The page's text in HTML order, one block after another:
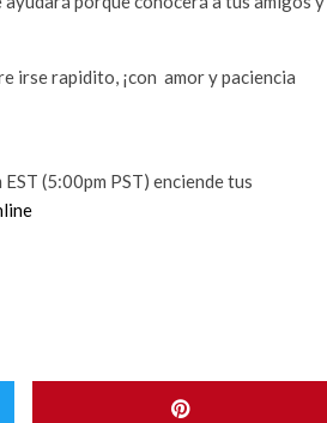
irse rapidito, ¡con amor y paciencia
(5:00pm PST) enciende tus